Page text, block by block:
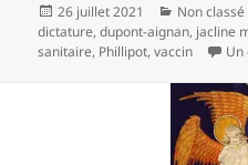
Publié
le
26 juillet 2021 Catégories
Non classé
dictature,dupont-aignan, jacline
sanitaire, Phillipot,vaccin Un